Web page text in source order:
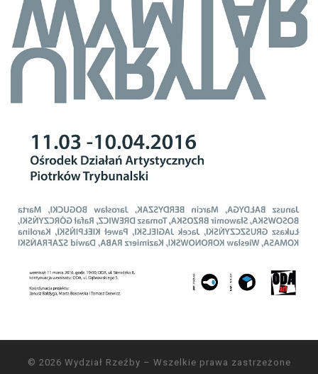
© 2026 Wydział Rzeźby – Wszelkie prawa zastrzeżone